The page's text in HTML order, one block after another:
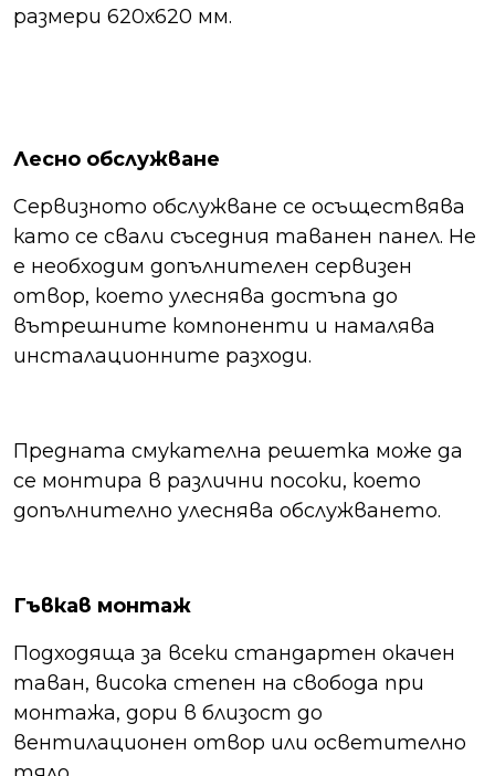
размери 620х620 мм.
Лесно обслужване
Сервизното обслужване се осъществява
като се свали съседния таванен панел. Не
е необходим допълнителен сервизен
отвор, което улеснява достъпа до
вътрешните компоненти и намалява
инсталационните разходи.
Предната смукателна решетка може да
се монтира в различни посоки, което
допълнително улеснява обслужването.
Гъвкав монтаж
Подходяща за всеки стандартен окачен
таван, висока степен на свобода при
монтажа, дори в близост до
вентилационен отвор или осветително